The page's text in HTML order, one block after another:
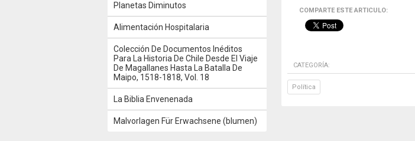
COMPARTE ESTE ARTICULO:
CATEGORÍA:
Política
Planetas Diminutos
Alimentación Hospitalaria
Colección De Documentos Inéditos
Para La Historia De Chile Desde El Viaje
De Magallanes Hasta La Batalla De
Maipo, 1518-1818, Vol. 18
La Biblia Envenenada
Malvorlagen Für Erwachsene (blumen)